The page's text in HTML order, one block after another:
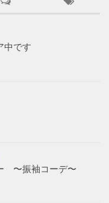
中です
〜振袖コーデ〜